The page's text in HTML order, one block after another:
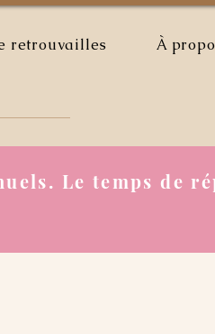
retrouvailles À
Le temps de